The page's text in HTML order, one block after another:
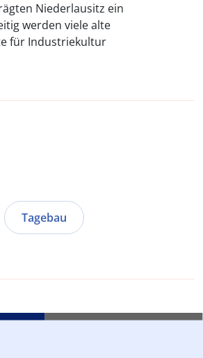
Niederlausitz ein
werden viele alte
für Industriekultur
Tagebau